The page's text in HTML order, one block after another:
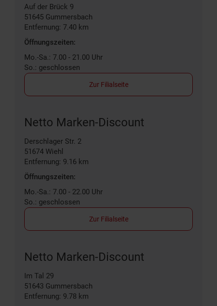
Auf der Brück 9
51645 Gummersbach
Entfernung: 7.40 km
Öffnungszeiten:
Mo.-Sa.: 7.00 - 21.00 Uhr
So.: geschlossen
Zur Filialseite
Netto Marken-Discount
Derschlager Str. 2
51674 Wiehl
Entfernung: 9.16 km
Öffnungszeiten:
Mo.-Sa.: 7.00 - 22.00 Uhr
So.: geschlossen
Zur Filialseite
Netto Marken-Discount
Im Tal 29
51643 Gummersbach
Entfernung: 9.78 km